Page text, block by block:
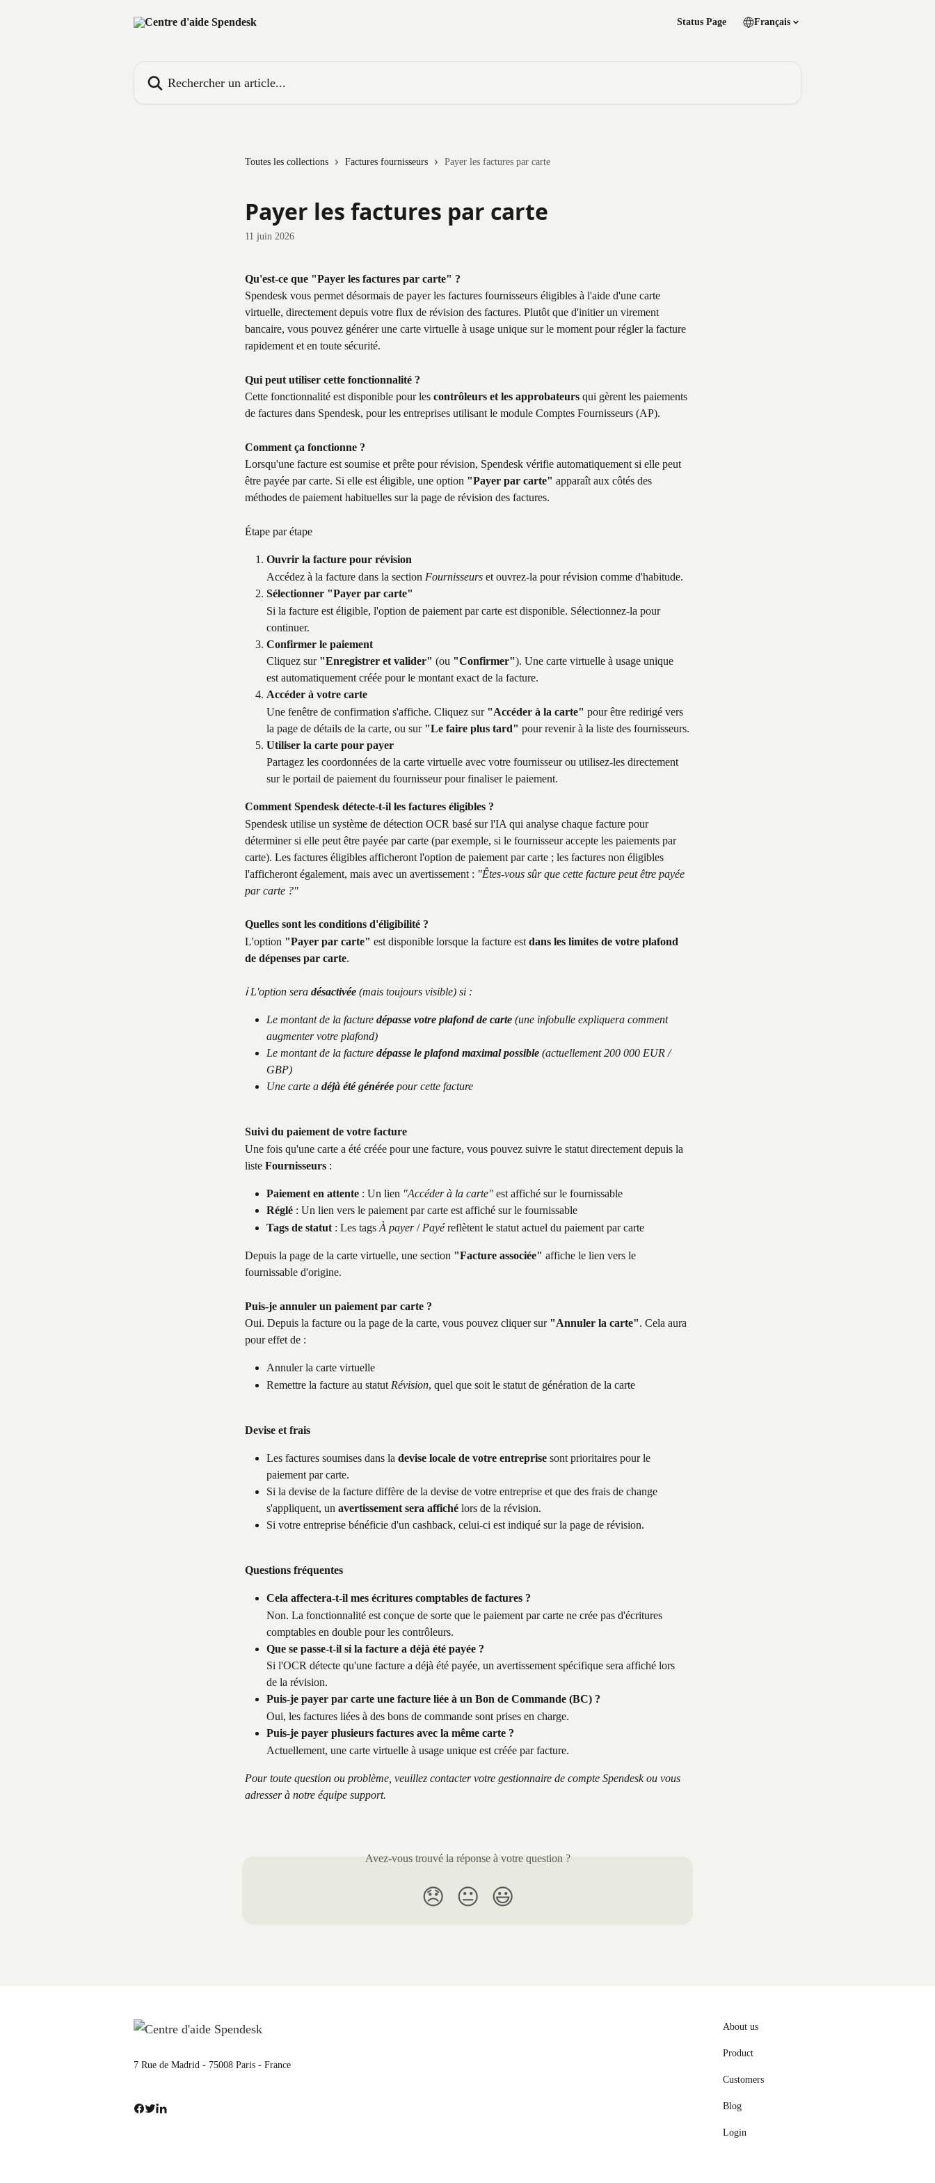
Status Page Français
Toutes les collections Factures fournisseurs Payer les factures par carte
Payer les factures par carte
11 juin 2026
Qu'est-ce que "Payer les factures par carte" ?
Spendesk vous permet désormais de payer les factures fournisseurs éligibles à l'aide d'une carte
virtuelle, directement depuis votre flux de révision des factures. Plutôt que d'initier un virement
bancaire, vous pouvez générer une carte virtuelle à usage unique sur le moment pour régler la facture
rapidement et en toute sécurité.
Qui peut utiliser cette fonctionnalité ?
Cette fonctionnalité est disponible pour les contrôleurs et les approbateurs qui gèrent les paiements
de factures dans Spendesk, pour les entreprises utilisant le module Comptes Fournisseurs (AP).
Comment ça fonctionne ?
Lorsqu'une facture est soumise et prête pour révision, Spendesk vérifie automatiquement si elle peut
être payée par carte. Si elle est éligible, une option "Payer par carte" apparaît aux côtés des
méthodes de paiement habituelles sur la page de révision des factures.
Étape par étape
Ouvrir la facture pour révision
Accédez à la facture dans la section Fournisseurs et ouvrez-la pour révision comme d'habitude.
Sélectionner "Payer par carte"
Si la facture est éligible, l'option de paiement par carte est disponible. Sélectionnez-la pour
continuer.
Confirmer le paiement
Cliquez sur "Enregistrer et valider" (ou "Confirmer"). Une carte virtuelle à usage unique
est automatiquement créée pour le montant exact de la facture.
Accéder à votre carte
Une fenêtre de confirmation s'affiche. Cliquez sur "Accéder à la carte" pour être redirigé vers
la page de détails de la carte, ou sur "Le faire plus tard" pour revenir à la liste des fournisseurs.
Utiliser la carte pour payer
Partagez les coordonnées de la carte virtuelle avec votre fournisseur ou utilisez-les directement
sur le portail de paiement du fournisseur pour finaliser le paiement.
Comment Spendesk détecte-t-il les factures éligibles ?
Spendesk utilise un système de détection OCR basé sur l'IA qui analyse chaque facture pour
déterminer si elle peut être payée par carte (par exemple, si le fournisseur accepte les paiements par
carte). Les factures éligibles afficheront l'option de paiement par carte ; les factures non éligibles
l'afficheront également, mais avec un avertissement : "Êtes-vous sûr que cette facture peut être payée
par carte ?"
Quelles sont les conditions d'éligibilité ?
L'option "Payer par carte" est disponible lorsque la facture est dans les limites de votre plafond
de dépenses par carte.
ℹ️ L'option sera désactivée (mais toujours visible) si :
Le montant de la facture dépasse votre plafond de carte (une infobulle expliquera comment
augmenter votre plafond)
Le montant de la facture dépasse le plafond maximal possible (actuellement 200 000 EUR /
GBP)
Une carte a déjà été générée pour cette facture
Suivi du paiement de votre facture
Une fois qu'une carte a été créée pour une facture, vous pouvez suivre le statut directement depuis la
liste Fournisseurs :
Paiement en attente : Un lien "Accéder à la carte" est affiché sur le fournissable
Réglé : Un lien vers le paiement par carte est affiché sur le fournissable
Tags de statut : Les tags À payer / Payé reflètent le statut actuel du paiement par carte
Depuis la page de la carte virtuelle, une section "Facture associée" affiche le lien vers le
fournissable d'origine.
Puis-je annuler un paiement par carte ?
Oui. Depuis la facture ou la page de la carte, vous pouvez cliquer sur "Annuler la carte". Cela aura
pour effet de :
Annuler la carte virtuelle
Remettre la facture au statut Révision, quel que soit le statut de génération de la carte
Devise et frais
Les factures soumises dans la devise locale de votre entreprise sont prioritaires pour le
paiement par carte.
Si la devise de la facture diffère de la devise de votre entreprise et que des frais de change
s'appliquent, un avertissement sera affiché lors de la révision.
Si votre entreprise bénéficie d'un cashback, celui-ci est indiqué sur la page de révision.
Questions fréquentes
Cela affectera-t-il mes écritures comptables de factures ?
Non. La fonctionnalité est conçue de sorte que le paiement par carte ne crée pas d'écritures
comptables en double pour les contrôleurs.
Que se passe-t-il si la facture a déjà été payée ?
Si l'OCR détecte qu'une facture a déjà été payée, un avertissement spécifique sera affiché lors
de la révision.
Puis-je payer par carte une facture liée à un Bon de Commande (BC) ?
Oui, les factures liées à des bons de commande sont prises en charge.
Puis-je payer plusieurs factures avec la même carte ?
Actuellement, une carte virtuelle à usage unique est créée par facture.
Pour toute question ou problème, veuillez contacter votre gestionnaire de compte Spendesk ou vous
adresser à notre équipe support.
Avez-vous trouvé la réponse à votre question ?
😞 😐 😃
7 Rue de Madrid - 75008 Paris - France
About us
Product
Customers
Blog
Login